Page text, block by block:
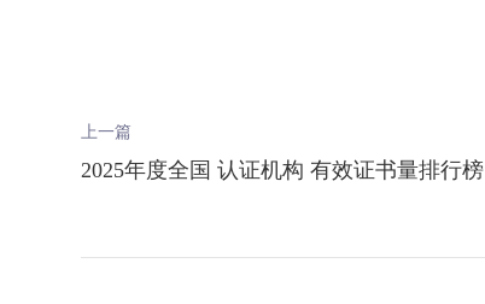
上一篇
2025年度全国 认证机构 有效证书量排行榜